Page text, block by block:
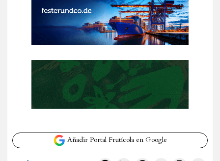
Añadir Portal Frutícola en Google